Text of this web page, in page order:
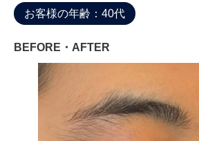
お客様の年齢：40代
BEFORE・AFTER